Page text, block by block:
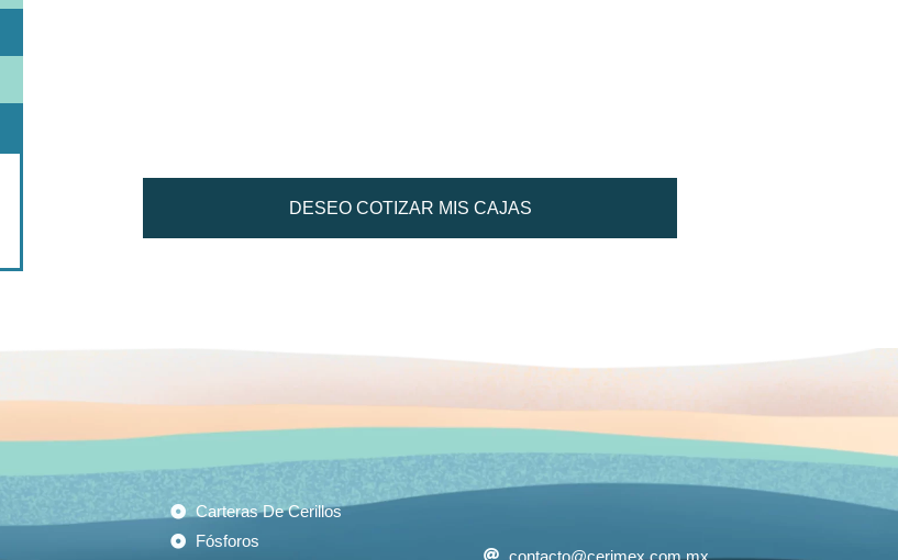
DESEO COTIZAR MIS CAJAS
Carteras De Cerillos
Fósforos
contacto@cerimex.com.mx